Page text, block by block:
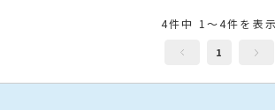
4件中 1～4件を表示
1